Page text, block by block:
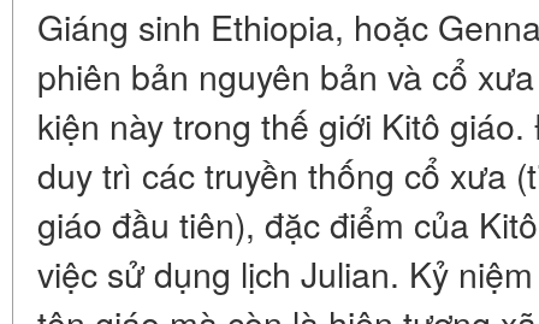
Giáng sinh Ethiopia, hoặc
phiên bản nguyên bản và cổ
kiện này trong thế giới Kitô
duy trì các truyền thống cổ xưa
giáo đầu tiên), đặc điểm của
việc sử dụng lịch Julian. Kỷ